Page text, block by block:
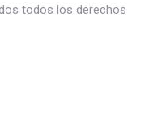
todos los derechos